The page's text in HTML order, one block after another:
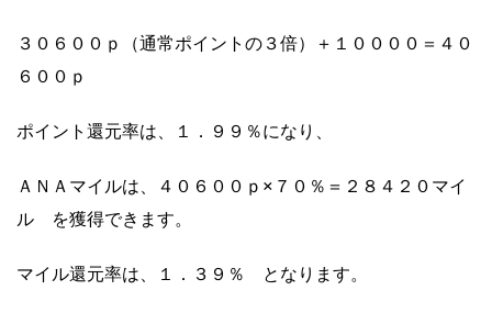
３０６００ｐ（通常ポイントの３倍）＋１００００＝４０
６００ｐ
ポイント還元率は、１．９９％になり、
ＡＮＡマイルは、４０６００ｐ×７０％＝２８４２０マイ
ル を獲得できます。
マイル還元率は、１．３９％ となります。